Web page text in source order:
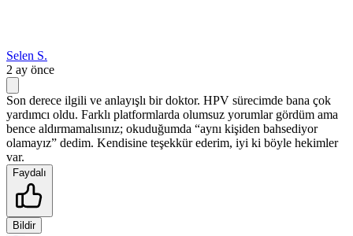
Selen S.
2 ay önce
Son derece ilgili ve anlayışlı bir doktor. HPV sürecimde bana çok
yardımcı oldu. Farklı platformlarda olumsuz yorumlar gördüm ama
bence aldırmamalısınız; okuduğumda “aynı kişiden bahsediyor
olamayız” dedim. Kendisine teşekkür ederim, iyi ki böyle hekimler
var.
Faydalı
Bildir